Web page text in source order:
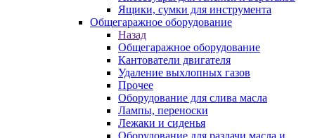
Ящики, сумки для инструмента
Общегаражное оборудование
Назад
Общегаражное оборудование
Кантователи двигателя
Удаление выхлопных газов
Прочее
Оборудование для слива масла
Лампы, переноски
Лежаки и сиденья
Оборудование для раздачи масла и